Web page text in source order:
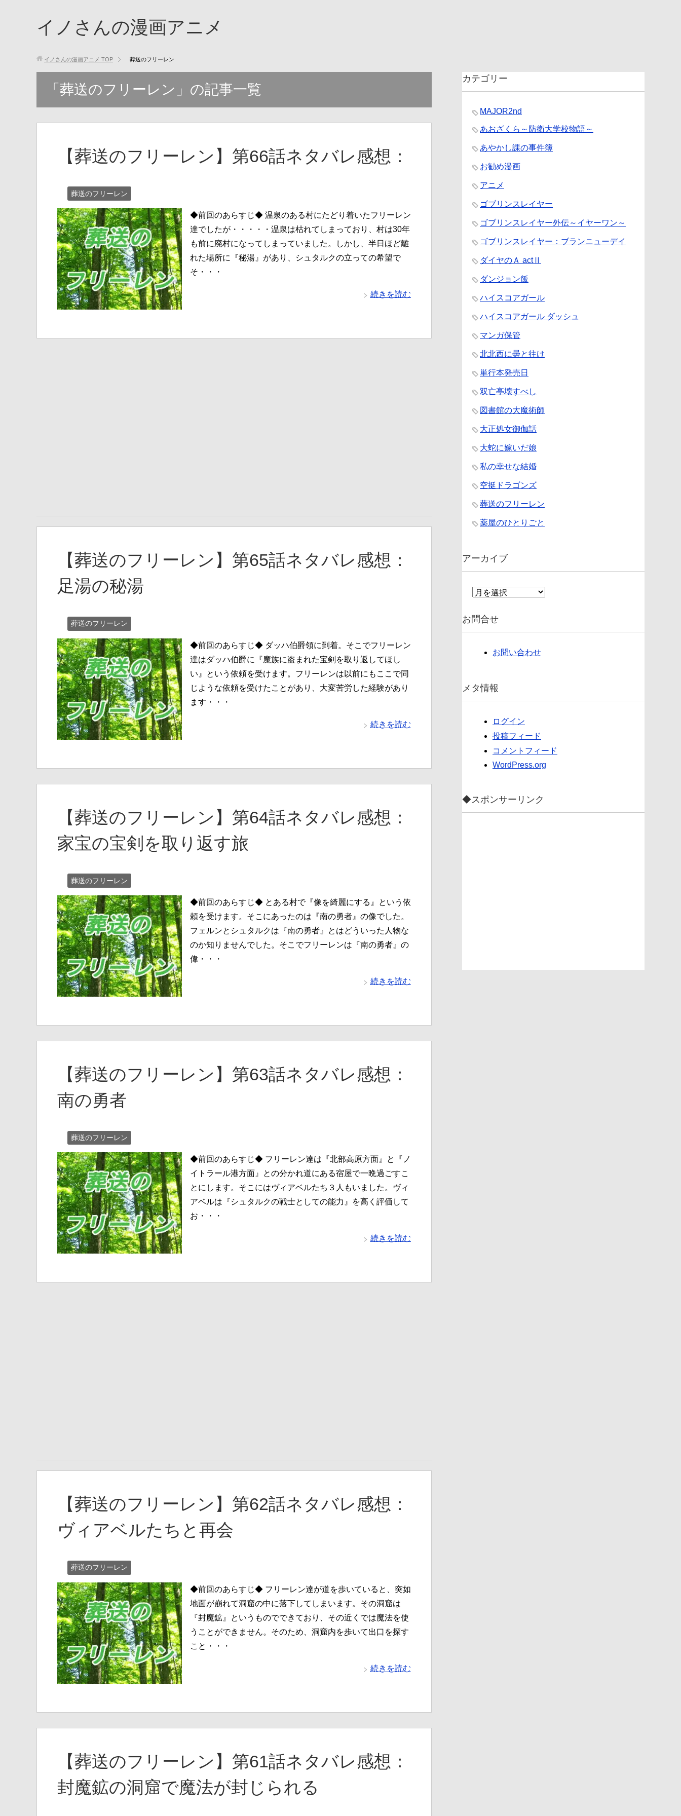
イノさんの漫画アニメ
イノさんの漫画アニメ TOP 葬送のフリーレン
「葬送のフリーレン」の記事一覧
【葬送のフリーレン】第66話ネタバレ感想：
葬送のフリーレン
◆前回のあらすじ◆ 温泉のある村にたどり着いたフリーレン
達でしたが・・・・・温泉は枯れてしまっており、村は30年
も前に廃村になってしまっていました。しかし、半日ほど離
れた場所に『秘湯』があり、シュタルクの立っての希望で
そ・・・
続きを読む
【葬送のフリーレン】第65話ネタバレ感想：
足湯の秘湯
葬送のフリーレン
◆前回のあらすじ◆ ダッハ伯爵領に到着。そこでフリーレン
達はダッハ伯爵に『魔族に盗まれた宝剣を取り返してほし
い』という依頼を受けます。フリーレンは以前にもここで同
じような依頼を受けたことがあり、大変苦労した経験があり
ます・・・
続きを読む
【葬送のフリーレン】第64話ネタバレ感想：
家宝の宝剣を取り返す旅
葬送のフリーレン
◆前回のあらすじ◆ とある村で『像を綺麗にする』という依
頼を受けます。そこにあったのは『南の勇者』の像でした。
フェルンとシュタルクは『南の勇者』とはどういった人物な
のか知りませんでした。そこでフリーレンは『南の勇者』の
偉・・・
続きを読む
【葬送のフリーレン】第63話ネタバレ感想：
南の勇者
葬送のフリーレン
◆前回のあらすじ◆ フリーレン達は『北部高原方面』と『ノ
イトラール港方面』との分かれ道にある宿屋で一晩過ごすこ
とにします。そこにはヴィアベルたち３人もいました。ヴィ
アベルは『シュタルクの戦士としての能力』を高く評価して
お・・・
続きを読む
【葬送のフリーレン】第62話ネタバレ感想：
ヴィアベルたちと再会
葬送のフリーレン
◆前回のあらすじ◆ フリーレン達が道を歩いていると、突如
地面が崩れて洞窟の中に落下してしまいます。その洞窟は
『封魔鉱』というものでできており、その近くでは魔法を使
うことができません。そのため、洞窟内を歩いて出口を探す
こと・・・
続きを読む
【葬送のフリーレン】第61話ネタバレ感想：
封魔鉱の洞窟で魔法が封じられる
カテゴリー
MAJOR2nd
あおざくら～防衛大学校物語～
あやかし課の事件簿
お勧め漫画
アニメ
ゴブリンスレイヤー
ゴブリンスレイヤー外伝～イヤーワン～
ゴブリンスレイヤー：ブランニューデイ
ダイヤのＡ actⅡ
ダンジョン飯
ハイスコアガール
ハイスコアガール ダッシュ
マンガ保管
北北西に曇と往け
単行本発売日
双亡亭壊すべし
図書館の大魔術師
大正処女御伽話
大蛇に嫁いだ娘
私の幸せな結婚
空挺ドラゴンズ
葬送のフリーレン
薬屋のひとりごと
アーカイブ
ア
イ
ブ
お問合せ
お問い合わせ
メタ情報
ログイン
投稿フィード
コメントフィード
WordPress.org
◆スポンサーリンク